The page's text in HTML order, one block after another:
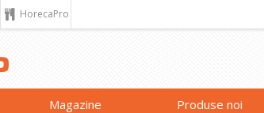
HorecaPro
Magazine Produse noi